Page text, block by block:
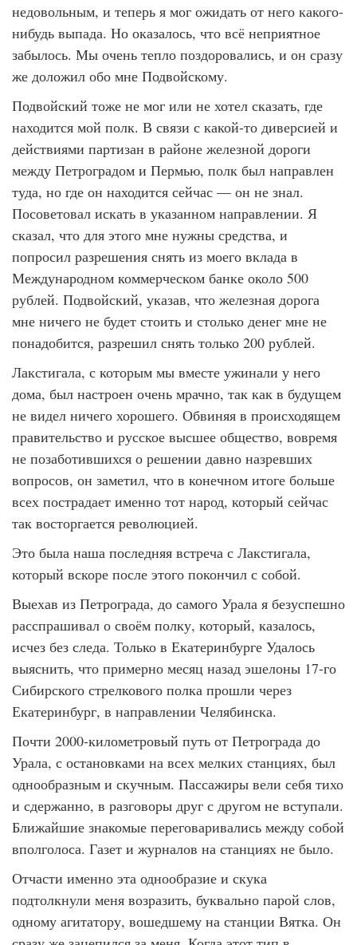
недовольным, и теперь я мог ожидать от него какого-
нибудь выпада. Но оказалось, что всё неприятное
забылось. Мы очень тепло поздоровались, и он сразу
же доложил обо мне Подвойскому.
Подвойский тоже не мог или не хотел сказать, где
находится мой полк. В связи с какой-то диверсией и
действиями партизан в районе железной дороги
между Петроградом и Пермью, полк был направлен
туда, но где он находится сейчас — он не знал.
Посоветовал искать в указанном направлении. Я
сказал, что для этого мне нужны средства, и
попросил разрешения снять из моего вклада в
Международном коммерческом банке около 500
рублей. Подвойский, указав, что железная дорога
мне ничего не будет стоить и столько денег мне не
понадобится, разрешил снять только 200 рублей.
Лакстигала, с которым мы вместе ужинали у него
дома, был настроен очень мрачно, так как в будущем
не видел ничего хорошего. Обвиняя в происходящем
правительство и русское высшее общество, вовремя
не позаботившихся о решении давно назревших
вопросов, он заметил, что в конечном итоге больше
всех пострадает именно тот народ, который сейчас
так восторгается революцией.
Это была наша последняя встреча с Лакстигала,
который вскоре после этого покончил с собой.
Выехав из Петрограда, до самого Урала я безуспешно
расспрашивал о своём полку, который, казалось,
исчез без следа. Только в Екатеринбурге Удалось
выяснить, что примерно месяц назад эшелоны 17-го
Сибирского стрелкового полка прошли через
Екатеринбург, в направлении Челябинска.
Почти 2000-километровый путь от Петрограда до
Урала, с остановками на всех мелких станциях, был
однообразным и скучным. Пассажиры вели себя тихо
и сдержанно, в разговоры друг с другом не вступали.
Ближайшие знакомые переговаривались между собой
вполголоса. Газет и журналов на станциях не было.
Отчасти именно эта однообразие и скука
подтолкнули меня возразить, буквально парой слов,
одному агитатору, вошедшему на станции Вятка. Он